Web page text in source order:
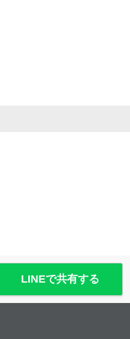
LINEで共有する